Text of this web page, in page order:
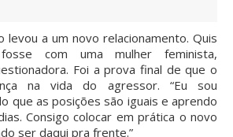
levou a um novo relacionamento. Quis
com uma mulher feminista,
Foi a prova final de que o
na vida do agressor. “Eu sou
que as posições são iguais e aprendo
Consigo colocar em prática o novo
ser daqui pra frente.”